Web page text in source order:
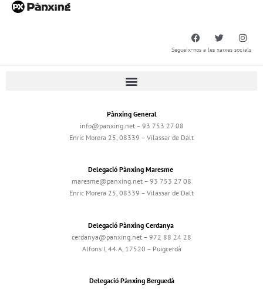
Segueix-nos a les xarxes socials
Pànxing General
info@panxing.net – 93 753 27 08
Enric Morera 25, 08339 – Vilassar de Dalt
Delegació Pànxing Maresme
maresme@panxing.net – 93 753 27 08
Enric Morera 25, 08339 – Vilassar de Dalt
Delegació Pànxing Cerdanya
cerdanya@panxing.net – 972 88 24 28
Alfons I, 44 A, 17520 – Puigcerdà
Delegació Pànxing Berguedà